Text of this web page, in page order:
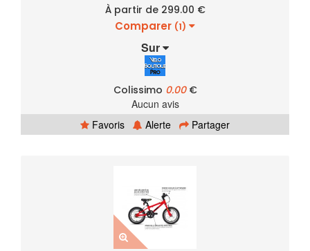
À partir de 299.00 €
Comparer (1)
Sur
Colissimo 0.00€
Aucun avis
Favoris
Alerte Partager